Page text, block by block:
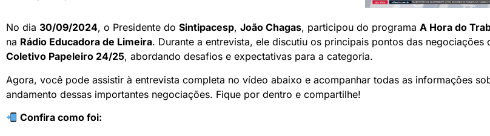
No dia 30/09/2024, o Presidente do Sintipacesp, João Chagas, participou do programa A Hora do
na Rádio Educadora de Limeira. Durante a entrevista, ele discutiu os principais pontos das negociações
Coletivo Papeleiro 24/25, abordando desafios e expectativas para a categoria.
Agora, você pode assistir à entrevista completa no vídeo abaixo e acompanhar todas as informações
andamento dessas importantes negociações. Fique por dentro e compartilhe!
Confira como foi: